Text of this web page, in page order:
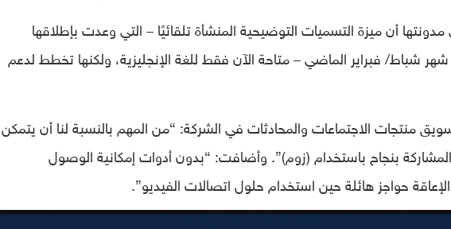
أن ميزة التسميات التوضيحية المنشأة تلقائيًا – التي وعدت بإطلاقها
شباط/ فبراير الماضي – متاحة الآن فقط للغة الإنجليزية، ولكنها تخطط لدعم
منتجات الاجتماعات والمحادثات في الشركة: “من المهم بالنسبة لنا أن يتمكن
بنجاح باستخدام (زوم)”. وأضافت: “بدون أدوات إمكانية الوصول
حواجز هائلة حين استخدام حلول اتصالات الفيديو”.